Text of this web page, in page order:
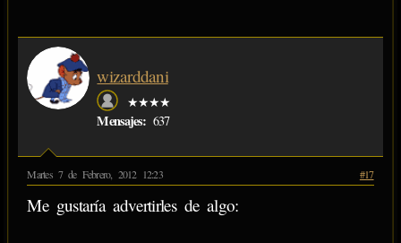
wizarddani
★★★★
Mensajes: 637
Martes 7 de Febrero, 2012 12:23 #17
Me gustaría advertirles de algo: